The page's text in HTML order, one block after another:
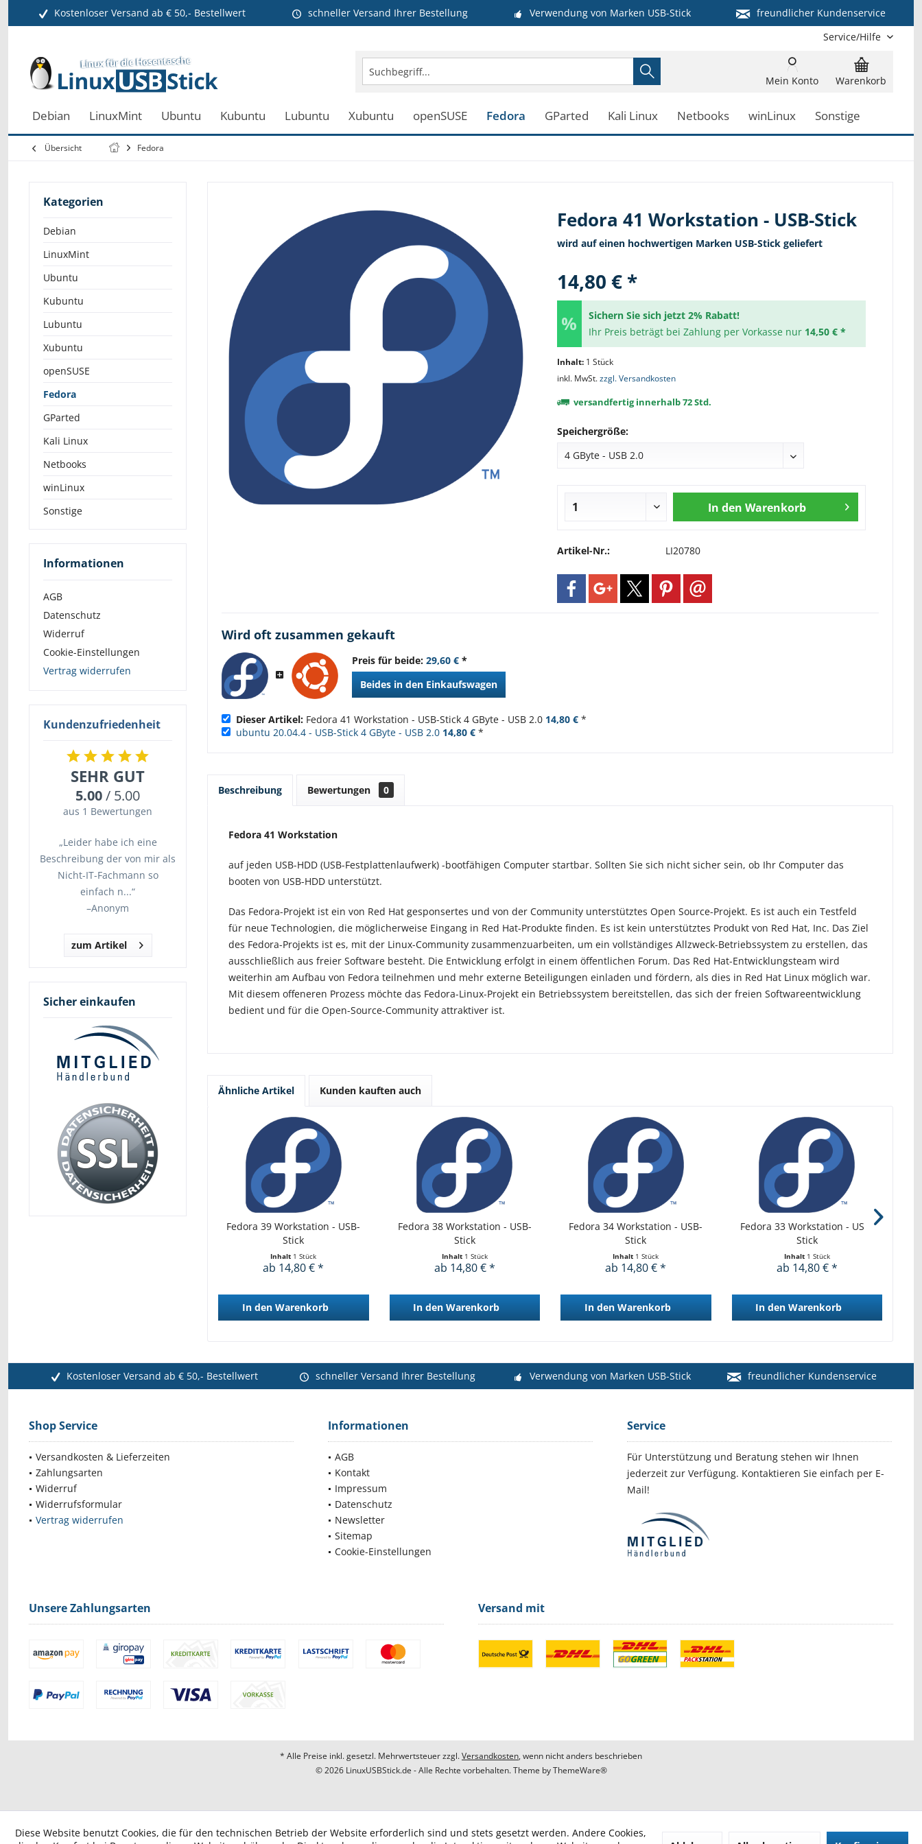
Kostenloser Versand ab € 50,- Bestellwert schneller Versand Ihrer Bestellung Verwendung von Marken USB-Stick
freundlicher Kundenservice
Service/Hilfe
Warenkorb
Mein Konto
Debian LinuxMint Ubuntu Kubuntu Lubuntu Xubuntu openSUSE Fedora GParted Kali Linux Netbooks winLinux Sonstige
Übersicht Fedora
Kategorien
Debian
LinuxMint
Ubuntu
Kubuntu
Lubuntu
Xubuntu
openSUSE
Fedora
GParted
Kali Linux
Netbooks
winLinux
Sonstige
Informationen
AGB
Datenschutz
Widerruf
Cookie-Einstellungen
Vertrag widerrufen
Kundenzufriedenheit
SEHR GUT
5.00/ 5.00
aus 1 Bewertungen
„Leider habe ich eine
Beschreibung der von mir als
Nicht-IT-Fachmann so
einfach n...“
–Anonym
zum Artikel
Sicher einkaufen
Fedora 41 Workstation - USB-Stick
wird auf einen hochwertigen Marken USB-Stick geliefert
14,80 € *
Sichern Sie sich jetzt 2% Rabatt!
Ihr Preis beträgt bei Zahlung per Vorkasse nur 14,50 € *
Inhalt: 1 Stück
inkl. MwSt.zzgl. Versandkosten
versandfertig innerhalb 72 Std.
Speichergröße:
In den Warenkorb
Artikel-Nr.: LI20780
Wird oft zusammen gekauft
Preis für beide: 29,60 € *
Beides in den Einkaufswagen
Dieser Artikel: Fedora 41 Workstation - USB-Stick 4 GByte - USB 2.0 14,80 € *
ubuntu 20.04.4 - USB-Stick 4 GByte - USB 2.0 14,80 € *
Beschreibung Bewertungen 0
Fedora 41 Workstation
auf jeden USB-HDD (USB-Festplattenlaufwerk) -bootfähigen Computer startbar. Sollten Sie sich nicht sicher sein, ob Ihr Computer das
booten von USB-HDD unterstützt.
Das Fedora-Projekt ist ein von Red Hat gesponsertes und von der Community unterstütztes Open Source-Projekt. Es ist auch ein Testfeld
für neue Technologien, die möglicherweise Eingang in Red Hat-Produkte finden. Es ist kein unterstütztes Produkt von Red Hat, Inc. Das Ziel
des Fedora-Projekts ist es, mit der Linux-Community zusammenzuarbeiten, um ein vollständiges Allzweck-Betriebssystem zu erstellen, das
ausschließlich aus freier Software besteht. Die Entwicklung erfolgt in einem öffentlichen Forum. Das Red Hat-Entwicklungsteam wird
weiterhin am Aufbau von Fedora teilnehmen und mehr externe Beteiligungen einladen und fördern, als dies in Red Hat Linux möglich war.
Mit diesem offeneren Prozess möchte das Fedora-Linux-Projekt ein Betriebssystem bereitstellen, das sich der freien Softwareentwicklung
bedient und für die Open-Source-Community attraktiver ist.
Ähnliche Artikel Kunden kauften auch
Fedora 39 Workstation - USB-
Stick
Inhalt 1 Stück
ab 14,80 € *
In den Warenkorb
Fedora 38 Workstation - USB-
Stick
Inhalt 1 Stück
ab 14,80 € *
In den Warenkorb
Fedora 34 Workstation - USB-
Stick
Inhalt 1 Stück
ab 14,80 € *
In den Warenkorb
Fedora 33 Workstation - USB-
Stick
Inhalt 1 Stück
ab 14,80 € *
In den Warenkorb
Kostenloser Versand ab € 50,- Bestellwert schneller Versand Ihrer Bestellung Verwendung von Marken USB-Stick freundlicher Kundenservice
Shop Service
Versandkosten & Lieferzeiten
Zahlungsarten
Widerruf
Widerrufsformular
Vertrag widerrufen
Informationen
AGB
Kontakt
Impressum
Datenschutz
Newsletter
Sitemap
Cookie-Einstellungen
Service
Für Unterstützung und Beratung stehen wir Ihnen
jederzeit zur Verfügung. Kontaktieren Sie einfach per E-
Mail!
Unsere Zahlungsarten Versand mit
* Alle Preise inkl. gesetzl. Mehrwertsteuer zzgl.Versandkosten, wenn nicht anders beschrieben
© 2026 LinuxUSBStick.de - Alle Rechte vorbehalten. Theme byThemeWare®
Diese Website benutzt Cookies, die für den technischen Betrieb der Website erforderlich sind und stets gesetzt werden. Andere Cookies,